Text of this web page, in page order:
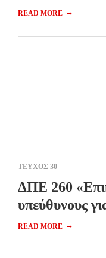
READ MORE →
ΤΕΥΧΟΣ 30
ΔΠΕ 260
υπεύθυνους
READ MORE →